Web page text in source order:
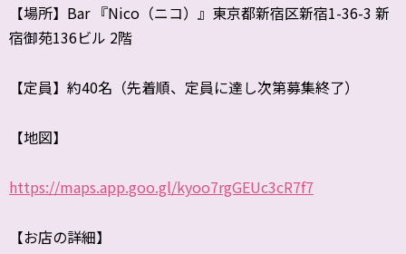
【場所】Bar 『Nico（ニコ）』東京都新宿区新宿1-36-3 新
宿御苑136ビル 2階
【定員】約40名（先着順、定員に達し次第募集終了）
【地図】
https://maps.app.goo.gl/kyoo7rgGEUc3cR7f7
【お店の詳細】